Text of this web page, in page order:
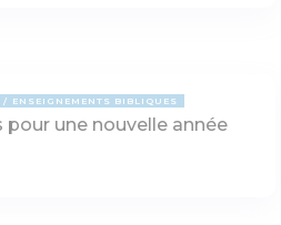
ENSEIGNEMENTS BIBLIQUES
pour une nouvelle année